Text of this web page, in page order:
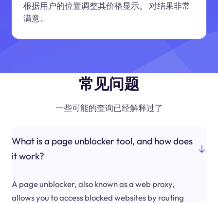
根据用户的位置调整其价格显示。 对结果非常
满意。
常见问题
一些可能的查询已经解释过了
What is a page unblocker tool, and how does
it work?
A page unblocker, also known as a web proxy,
allows you to access blocked websites by routing